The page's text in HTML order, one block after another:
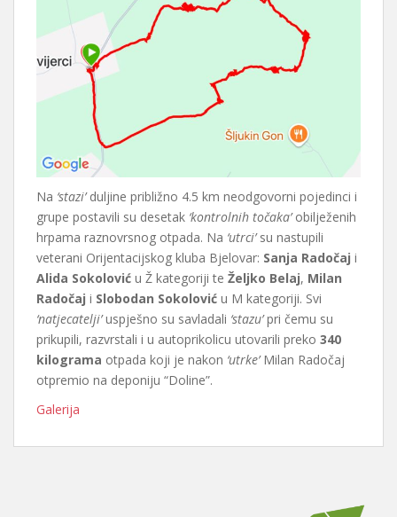
Na ‘stazi’duljine približno 4.5 km neodgovorni pojedinci i
grupe postavili su desetak ‘kontrolnih točaka’obilježenih
hrpama raznovrsnog otpada. Na ‘utrci’su nastupili
veterani Orijentacijskog kluba Bjelovar: Sanja Radočaj i
Alida Sokolović u Ž kategoriji te Željko Belaj, Milan
Radočaj i Slobodan Sokolović u M kategoriji. Svi
‘natjecatelji’uspješno su savladali ‘stazu’pri čemu su
prikupili, razvrstali i u autoprikolicu utovarili preko 340
kilograma otpada koji je nakon ‘utrke’Milan Radočaj
otpremio na deponiju “Doline”.
Galerija